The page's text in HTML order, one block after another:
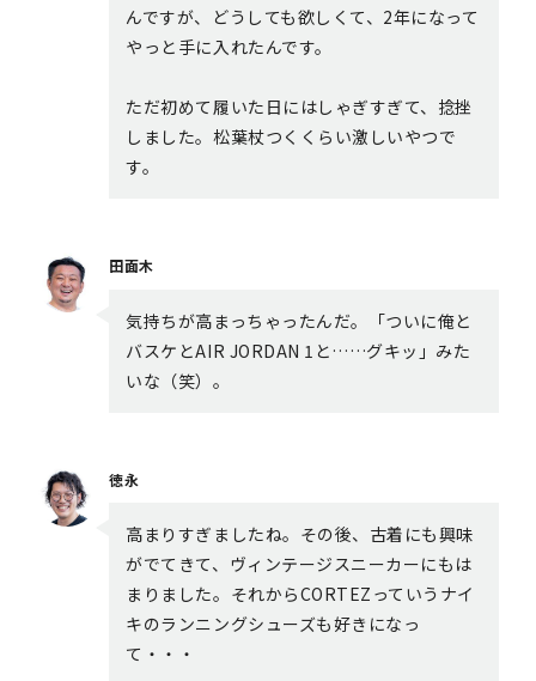
んですが、どうしても欲しくて、2年になって
やっと手に入れたんです。
ただ初めて履いた日にはしゃぎすぎて、捻挫
しました。松葉杖つくくらい激しいやつで
す。
田面木
気持ちが高まっちゃったんだ。「ついに俺と
バスケとAIR JORDAN 1と……グキッ」みた
いな（笑）。
徳永
高まりすぎましたね。その後、古着にも興味
がでてきて、ヴィンテージスニーカーにもは
まりました。それからCORTEZっていうナイ
キのランニングシューズも好きになっ
て・・・